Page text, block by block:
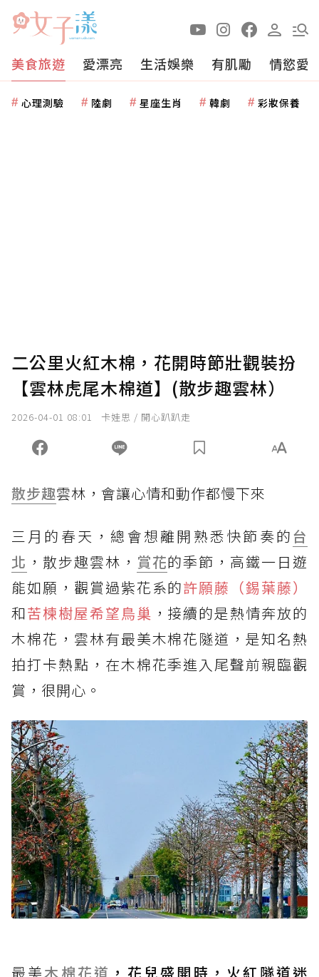
美食旅遊 愛漂亮 生活娛樂 有肌勵 情慾愛
心理測驗 陸劇 星座生肖 韓劇 彩妝保養
二公里火紅木棉，花開時節壯觀裝扮
【雲林虎尾木棉道】(散步趣雲林）
2026-04-01 08:01 卡娃思 / 開心趴趴走
散步趣雲林，會讓心情和動作都慢下來
三月的春天，總會想離開熟悉快節奏的台
北 ，散步趣雲林， 賞花的季節，高鐵一日遊
能如願，觀賞過紫花系的許願藤（錫葉藤）
和苦楝樹屋希望鳥巢 ，接續的是熱情奔放的
木棉花，雲林有最美木棉花隧道，是知名熱
拍打卡熱點，在木棉花季進入尾聲前親臨觀
賞，很開心。
最美木棉花道 ，花兒盛開時，火紅隧道迷